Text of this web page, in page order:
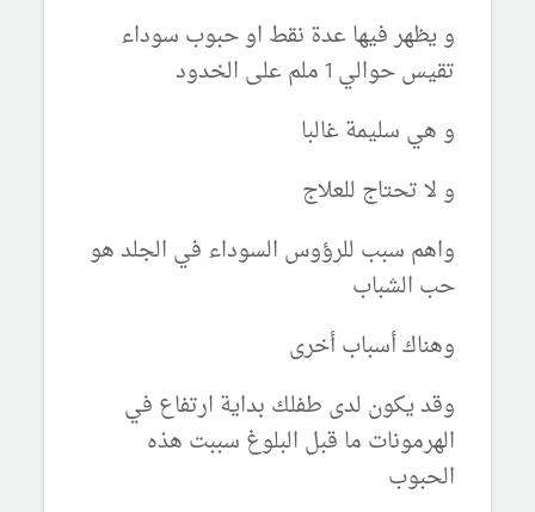
و يظهر فيها عدة نقط او حبوب سوداء
تقيس حوالي 1 ملم على الخدود
و هي سليمة غالبا
و لا تحتاج للعلاج
واهم سبب للرؤوس السوداء في الجلد هو
حب الشباب
وهناك أسباب أخرى
وقد يكون لدى طفلك بداية ارتفاع في
الهرمونات ما قبل البلوغ سببت هذه
الحبوب